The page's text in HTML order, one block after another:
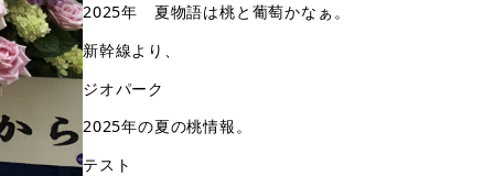
2025年 夏物語は桃と葡萄かなぁ。
新幹線より、
ジオパーク
2025年の夏の桃情報。
テスト